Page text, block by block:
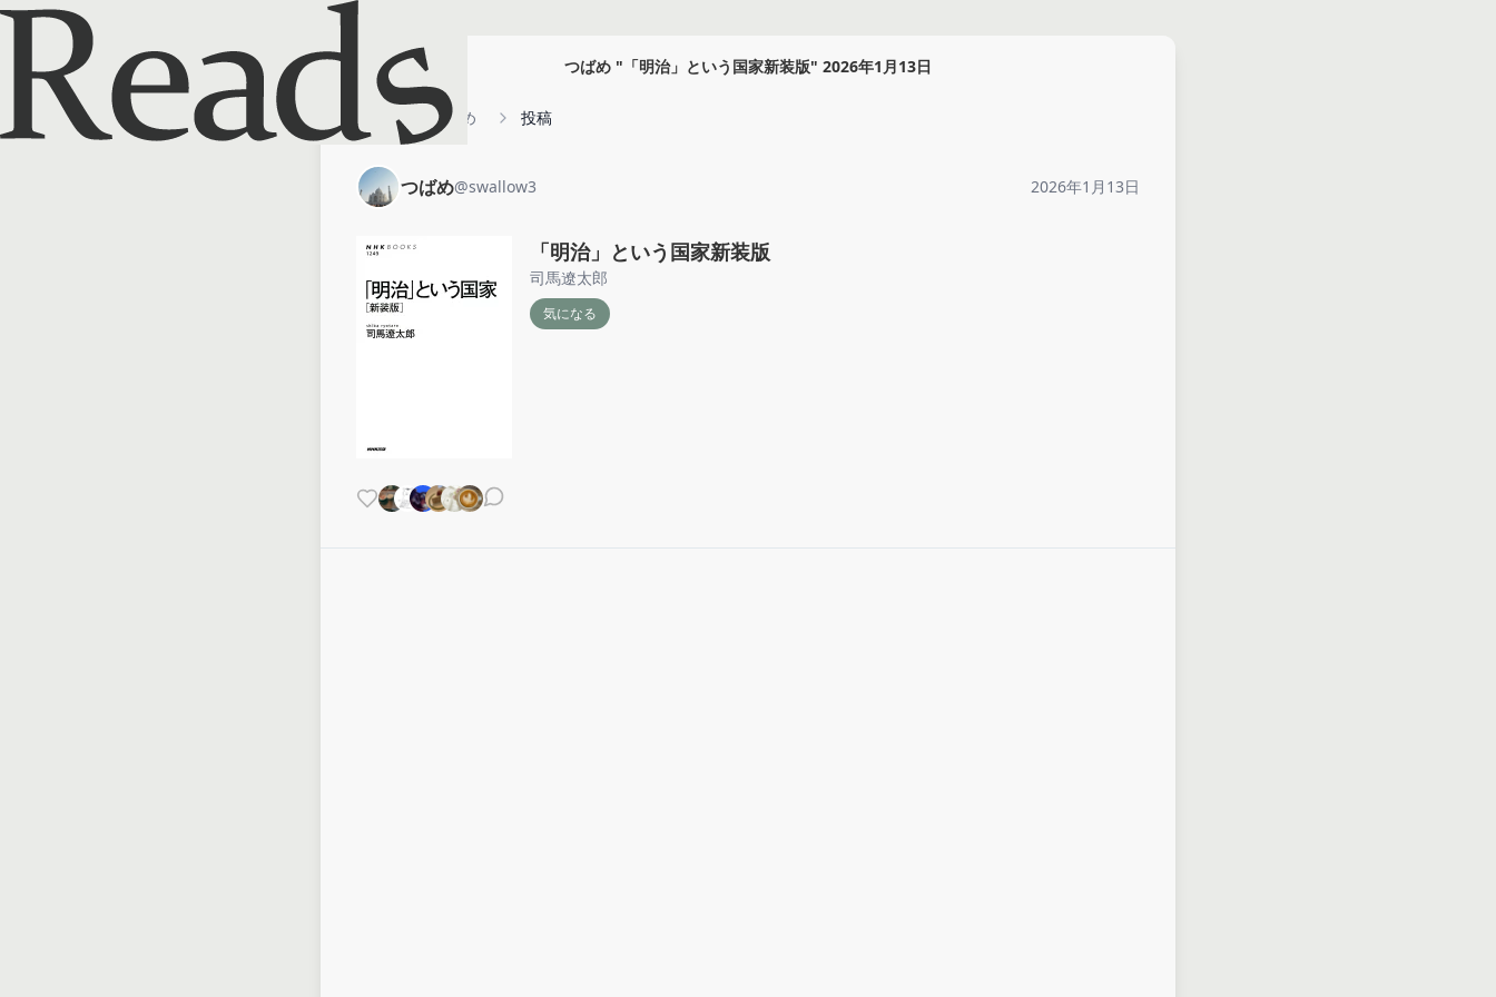
つばめ " 「明治」という国家新装版" 2026年1月13日
つばめ 投稿
つばめ@swallow3 2026年1月13日
「明治」という国家新装版
司馬遼太郎
気になる